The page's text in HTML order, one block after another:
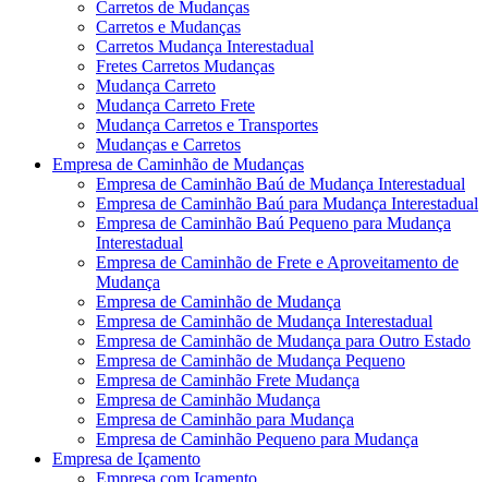
Carretos de Mudanças
Carretos e Mudanças
Carretos Mudança Interestadual
Fretes Carretos Mudanças
Mudança Carreto
Mudança Carreto Frete
Mudança Carretos e Transportes
Mudanças e Carretos
Empresa de Caminhão de Mudanças
Empresa de Caminhão Baú de Mudança Interestadual
Empresa de Caminhão Baú para Mudança Interestadual
Empresa de Caminhão Baú Pequeno para Mudança
Interestadual
Empresa de Caminhão de Frete e Aproveitamento de
Mudança
Empresa de Caminhão de Mudança
Empresa de Caminhão de Mudança Interestadual
Empresa de Caminhão de Mudança para Outro Estado
Empresa de Caminhão de Mudança Pequeno
Empresa de Caminhão Frete Mudança
Empresa de Caminhão Mudança
Empresa de Caminhão para Mudança
Empresa de Caminhão Pequeno para Mudança
Empresa de Içamento
Empresa com Içamento